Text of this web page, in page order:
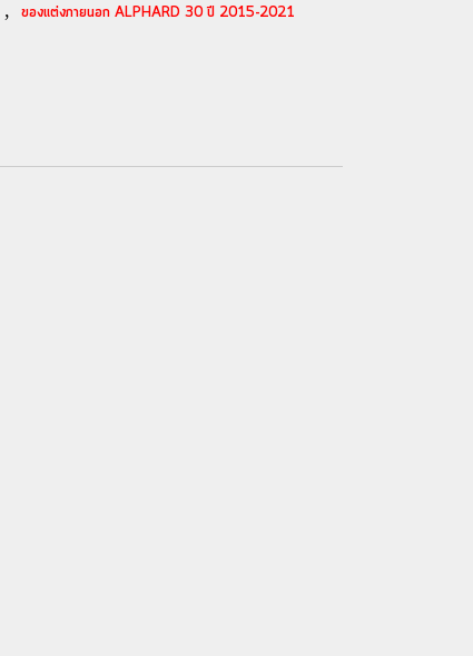
, ของแต่งภายนอก ALPHARD 30 ปี 2015-2021